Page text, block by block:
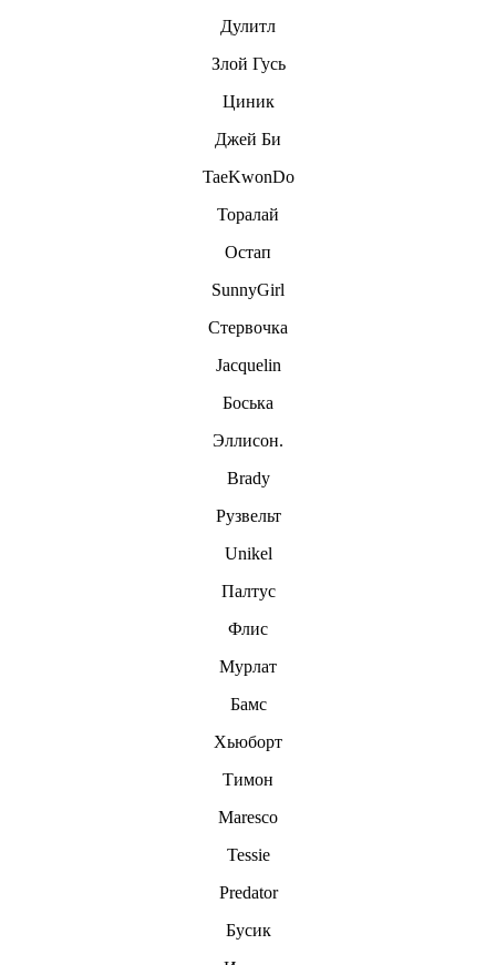
Дулитл
Злой Гусь
Циник
Джей Би
TaeKwonDo
Торалай
Остап
SunnyGirl
Стервочка
Jacquelin
Боська
Эллисон.
Brady
Рузвельт
Unikel
Палтус
Флис
Мурлат
Бамс
Хьюборт
Тимон
Maresco
Tessie
Predator
Бусик